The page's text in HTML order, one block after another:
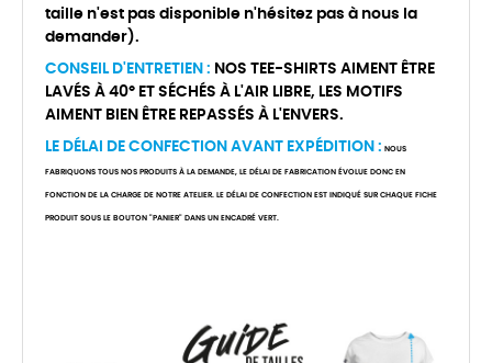
taille n'est pas disponible n'hésitez pas à nous la
demander).
CONSEIL D'ENTRETIEN : NOS TEE-SHIRTS AIMENT ÊTRE
LAVÉS À 40° ET SÉCHÉS À L'AIR LIBRE, LES MOTIFS
AIMENT BIEN ÊTRE REPASSÉS À L'ENVERS.
LE DÉLAI DE CONFECTION AVANT EXPÉDITION : NOUS
FABRIQUONS TOUS NOS PRODUITS À LA DEMANDE, LE DÉLAI DE FABRICATION ÉVOLUE DONC EN
FONCTION DE LA CHARGE DE NOTRE ATELIER. LE DÉLAI DE CONFECTION EST INDIQUÉ SUR CHAQUE FICHE
PRODUIT SOUS LE BOUTON "PANIER" DANS UN ENCADRÉ VERT.